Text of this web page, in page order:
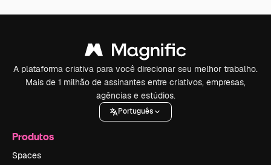
A plataforma criativa para você direcionar seu melhor trabalho.
Mais de 1 milhão de assinantes entre criativos, empresas,
agências e estúdios.
Português
Produtos
Spaces